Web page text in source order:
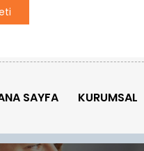
SAYFA KURUMSAL